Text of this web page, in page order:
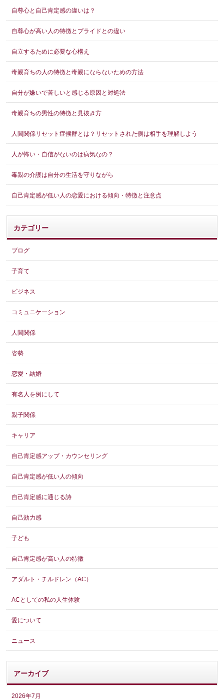
自尊心と自己肯定感の違いは？
自尊心が高い人の特徴とプライドとの違い
自立するために必要な心構え
毒親育ちの人の特徴と毒親にならないための方法
自分が嫌いで苦しいと感じる原因と対処法
毒親育ちの男性の特徴と見抜き方
人間関係リセット症候群とは？リセットされた側は相手を理解しよう
人が怖い・自信がないのは病気なの？
毒親の介護は自分の生活を守りながら
自己肯定感が低い人の恋愛における傾向・特徴と注意点
カテゴリー
ブログ
子育て
ビジネス
コミュニケーション
人間関係
姿勢
恋愛・結婚
有名人を例にして
親子関係
キャリア
自己肯定感アップ・カウンセリング
自己肯定感が低い人の傾向
自己肯定感に通じる詩
自己効力感
子ども
自己肯定感が高い人の特徴
アダルト・チルドレン（AC）
ACとしての私の人生体験
愛について
ニュース
アーカイブ
2026年7月